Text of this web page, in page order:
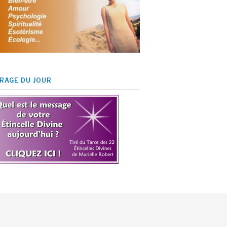
DU JOUR